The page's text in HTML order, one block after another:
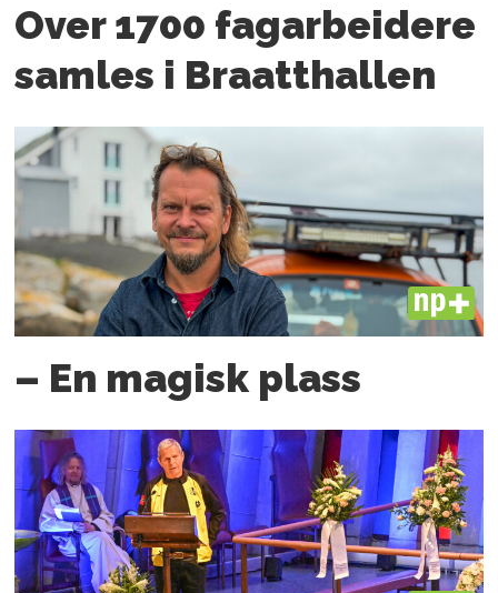
Over 1700 fagarbeidere
samles i Braatthallen
PLUS
– En magisk plass